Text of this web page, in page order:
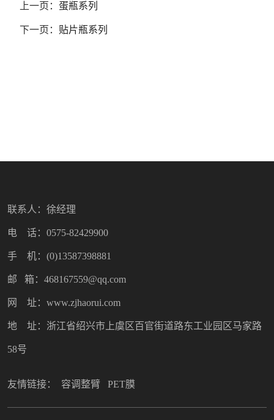
上一页： 蛋瓶系列
下一页： 贴片瓶系列
联系人：徐经理
电 话：0575-82429900
手 机：(0)13587398881
邮 箱：468167559@qq.com
网 址：www.zjhaorui.com
地 址：浙江省绍兴市上虞区百官街道路东工业园区马家路
58号
友情链接： 容调整臂 PET膜